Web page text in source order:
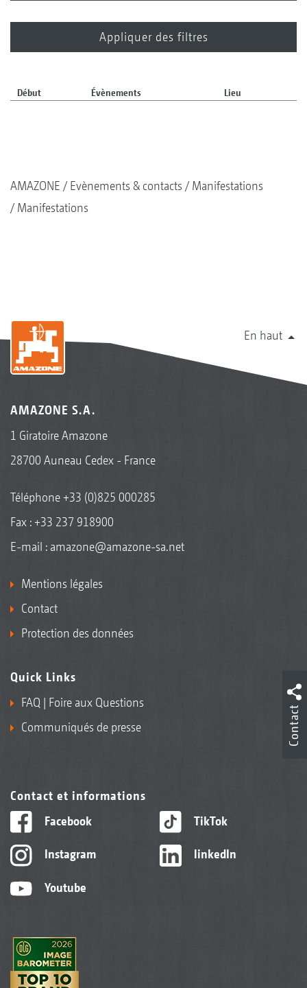
Début Évènements Lieu
AMAZONE Evènements & contacts
Manifestations
Manifestations
En haut
AMAZONE S.A.
1 Giratoire Amazone
28700 Auneau Cedex - France
Téléphone+33 (0)825 000285
Fax : +33 237 918900
E-mail : amazone@amazone-sa.net
Mentions légales
Contact
Protection des données
Quick Links
FAQ | Foire aux Questions
Communiqués de presse
Contact et informations
Facebook
Instagram
Youtube
TikTok
linkedIn
Contact